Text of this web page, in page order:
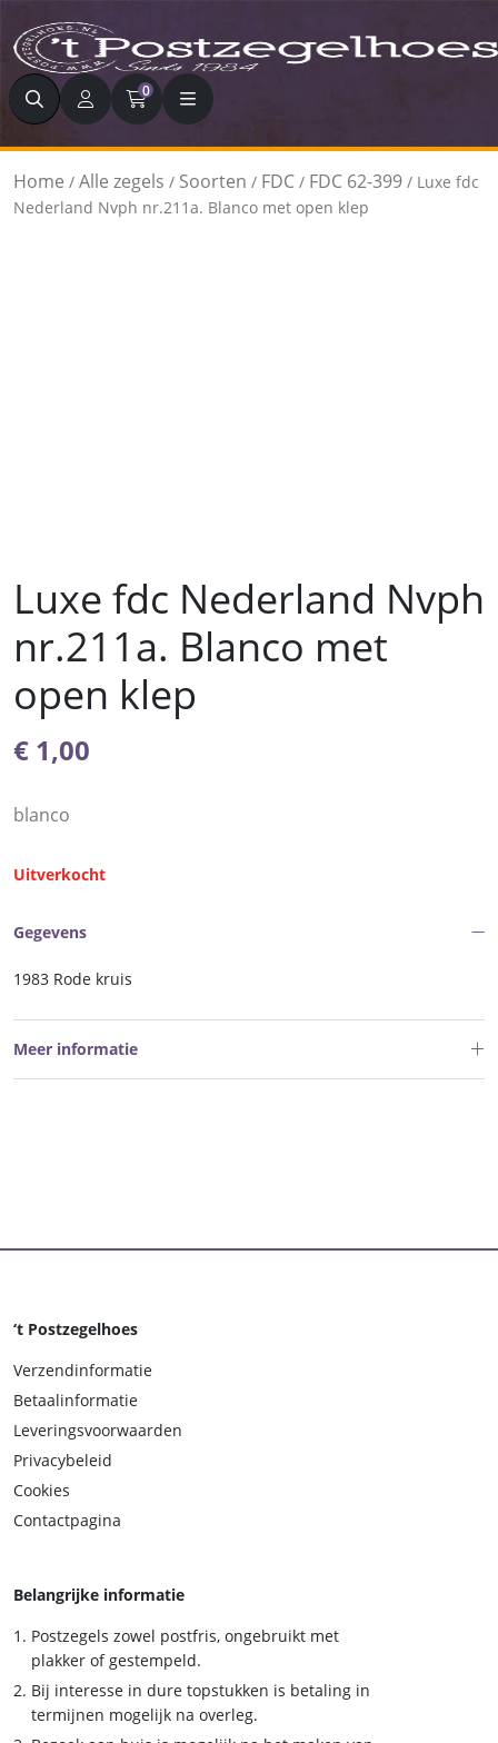
Zoeken 0
Home / Alle zegels / Soorten / FDC / FDC 62-399 / Luxe fdc
Nederland Nvph nr.211a. Blanco met open klep
Luxe fdc Nederland Nvph
nr.211a. Blanco met
open klep
€ 1,00
blanco
Uitverkocht
Gegevens
1983 Rode kruis
Meer informatie
‘t Postzegelhoes
Verzendinformatie
Betaalinformatie
Leveringsvoorwaarden
Privacybeleid
Cookies
Contactpagina
Belangrijke informatie
Postzegels zowel postfris, ongebruikt met
plakker of gestempeld.
Bij interesse in dure topstukken is betaling in
termijnen mogelijk na overleg.